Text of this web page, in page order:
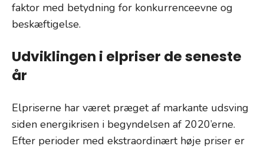
faktor med betydning for konkurrenceevne og
beskæftigelse.
Udviklingen i elpriser de seneste
år
Elpriserne har været præget af markante udsving
siden energikrisen i begyndelsen af 2020’erne.
Efter perioder med ekstraordinært høje priser er